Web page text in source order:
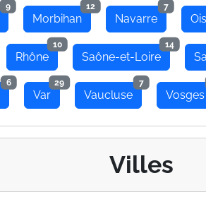
9
Morbihan
12
Navarre
7
Rhône
10
Saône-et-Loire
14
6
Var
29
Vaucluse
7
Vosges
Villes